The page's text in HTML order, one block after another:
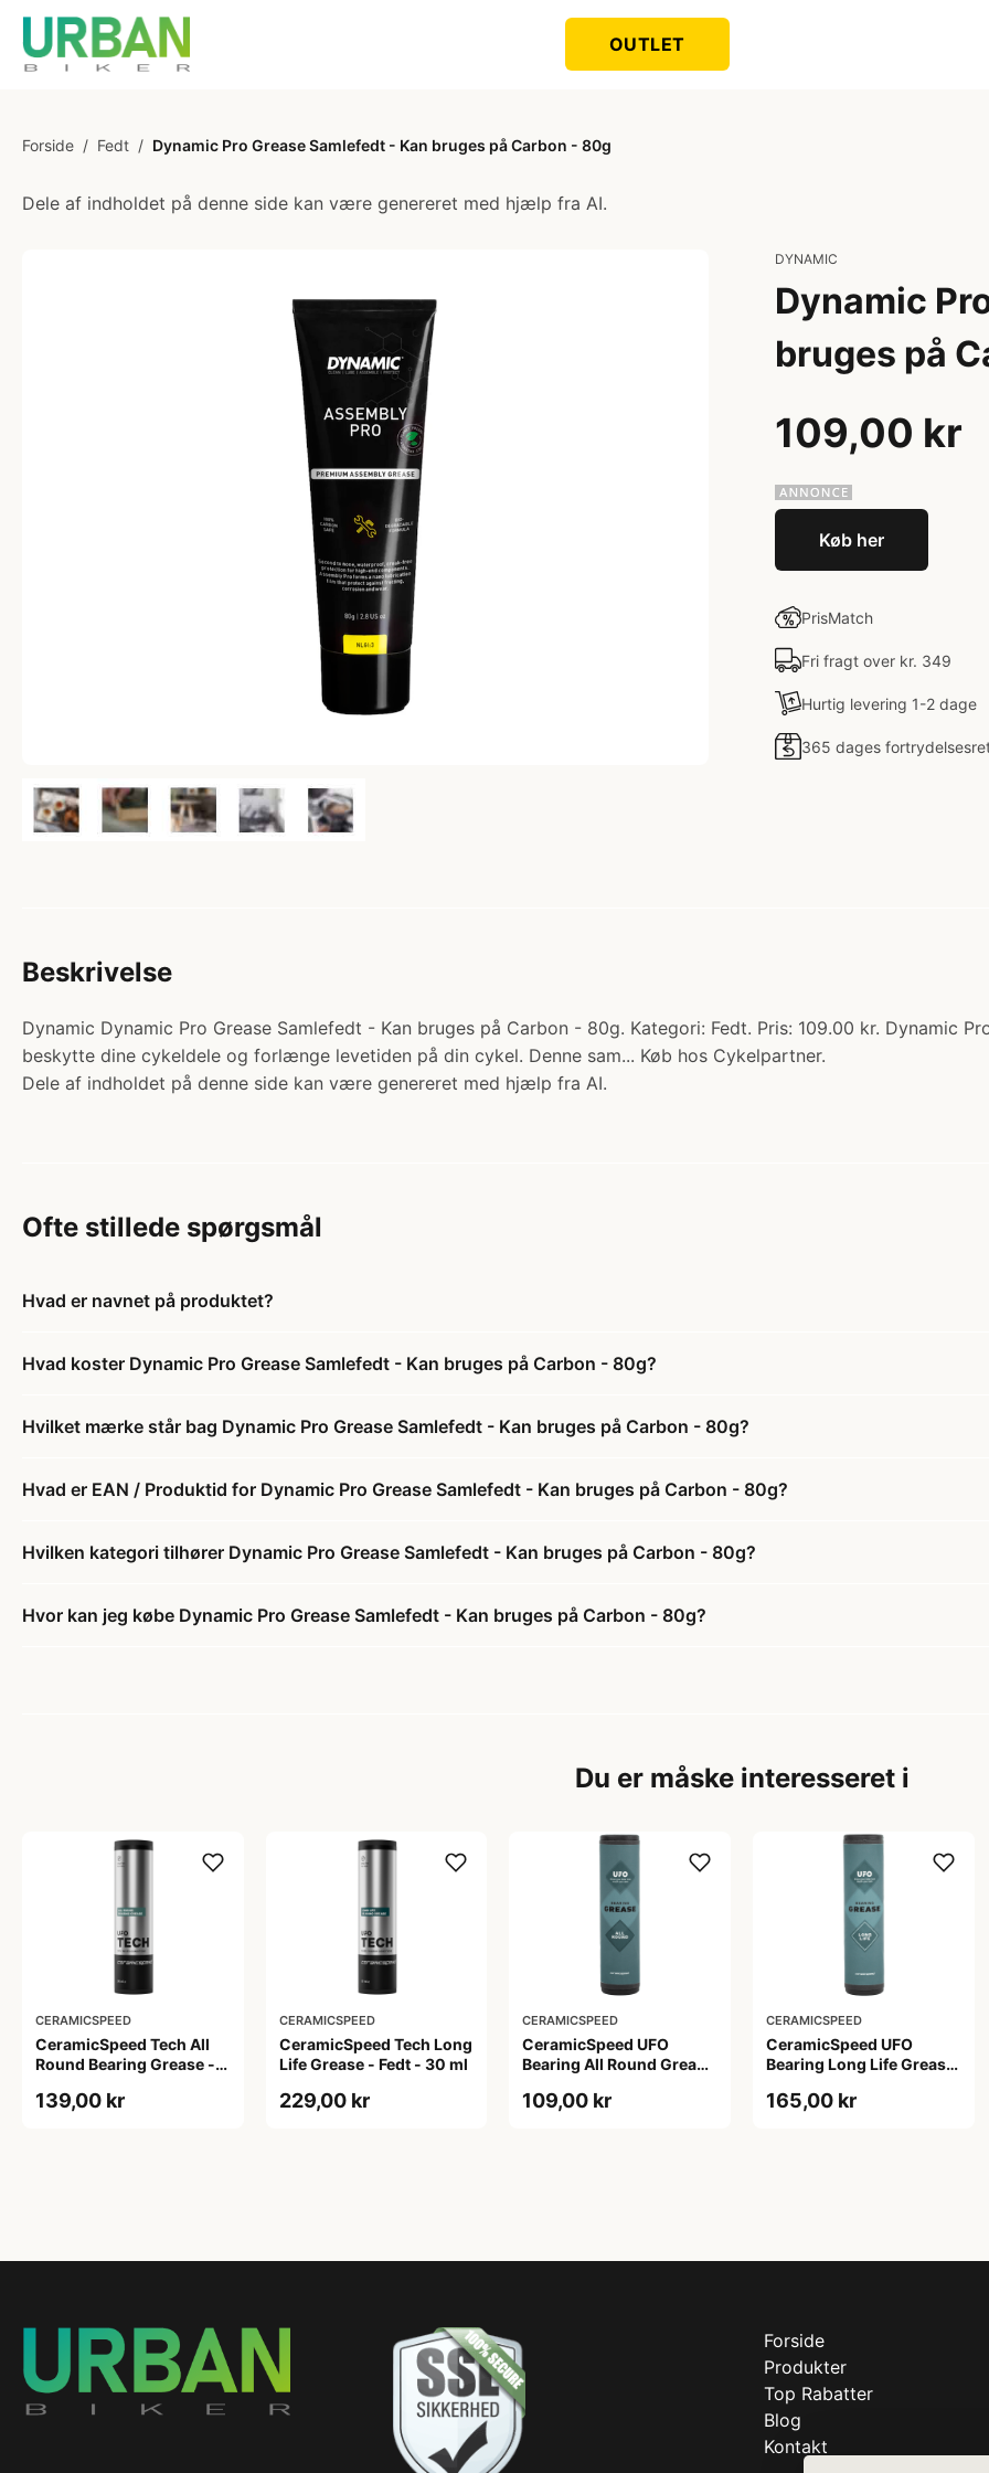
OUTLET
Forside / Fedt / Dynamic Pro Grease Samlefedt - Kan bruges på Carbon - 80g
Dele af indholdet på denne side kan være genereret med hjælp fra AI.
DYNAMIC
Dynamic
bruges på
109,00 kr
Køb her
PrisMatch
Fri fragt over kr. 349
Hurtig levering 1-2 dage
365 dages
Beskrivelse
Dynamic Dynamic Pro Grease Samlefedt - Kan bruges på Carbon - 80g. Kategori: Fedt. Pris: 109.00 kr. Dynamic
beskytte dine cykeldele og forlænge levetiden på din cykel. Denne sam... Køb hos Cykelpartner.
Dele af indholdet på denne side kan være genereret med hjælp fra AI.
Ofte stillede spørgsmål
Hvad er navnet på produktet?
Hvad koster Dynamic Pro Grease Samlefedt - Kan bruges på Carbon - 80g?
Hvilket mærke står bag Dynamic Pro Grease Samlefedt - Kan bruges på Carbon - 80g?
Hvad er EAN / Produktid for Dynamic Pro Grease Samlefedt - Kan bruges på Carbon - 80g?
Hvilken kategori tilhører Dynamic Pro Grease Samlefedt - Kan bruges på Carbon - 80g?
Hvor kan jeg købe Dynamic Pro Grease Samlefedt - Kan bruges på Carbon - 80g?
Du er måske interesseret i
CERAMICSPEED
CeramicSpeed Tech All
Round Bearing Grease -
139,00 kr
CERAMICSPEED
CeramicSpeed Tech Long
Life Grease - Fedt - 30 ml
229,00 kr
CERAMICSPEED
CeramicSpeed UFO
Bearing All Round Grease
109,00 kr
CERAMICSPEED
CeramicSpeed UFO
Bearing Long Life Grease
165,00 kr
Forside
Produkter
Top Rabatter
Blog
Kontakt